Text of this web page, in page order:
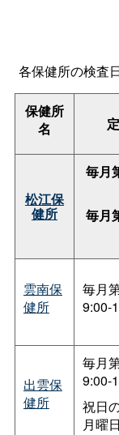
各保健所の検査
保健所
名
松江保
健所
毎月
毎月
雲南保
健所
毎月
9:00-
出雲保
健所
毎月
9:00-
祝日
月曜日